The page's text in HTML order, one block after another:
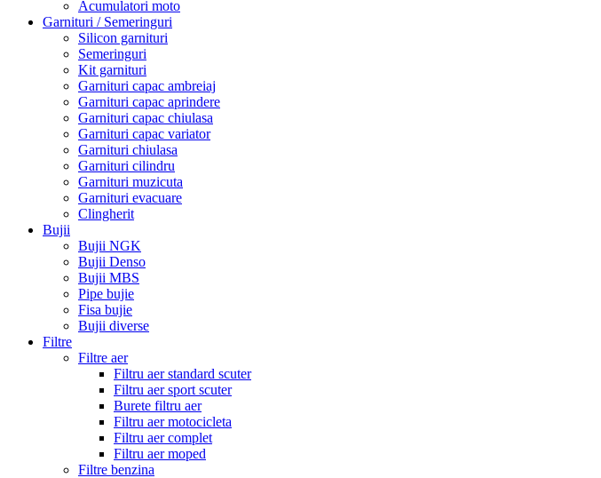
Acumulatori moto
Garnituri / Semeringuri
Silicon garnituri
Semeringuri
Kit garnituri
Garnituri capac ambreiaj
Garnituri capac aprindere
Garnituri capac chiulasa
Garnituri capac variator
Garnituri chiulasa
Garnituri cilindru
Garnituri muzicuta
Garnituri evacuare
Clingherit
Bujii
Bujii NGK
Bujii Denso
Bujii MBS
Pipe bujie
Fisa bujie
Bujii diverse
Filtre
Filtre aer
Filtru aer standard scuter
Filtru aer sport scuter
Burete filtru aer
Filtru aer motocicleta
Filtru aer complet
Filtru aer moped
Filtre benzina